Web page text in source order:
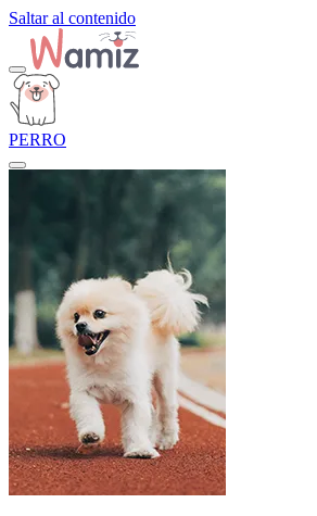
Saltar al contenido
PERRO